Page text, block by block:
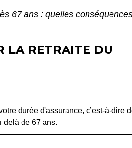
67 ans : quelles conséquences
LA RETRAITE DU
durée d'assurance, c’est-à-dire
delà de 67 ans.